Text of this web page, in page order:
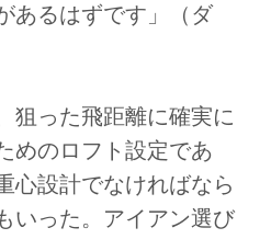
あるはずです」（ダ
狙った飛距離に確実に
めのロフト設定であ
心設計でなければなら
いった。アイアン選び